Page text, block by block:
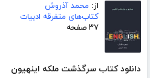
از: محمد آذروش
کتاب‌های متفرقه ادبیات
۳۷ صفحه
دانلود کتاب سرگذشت ملکه اینهیون